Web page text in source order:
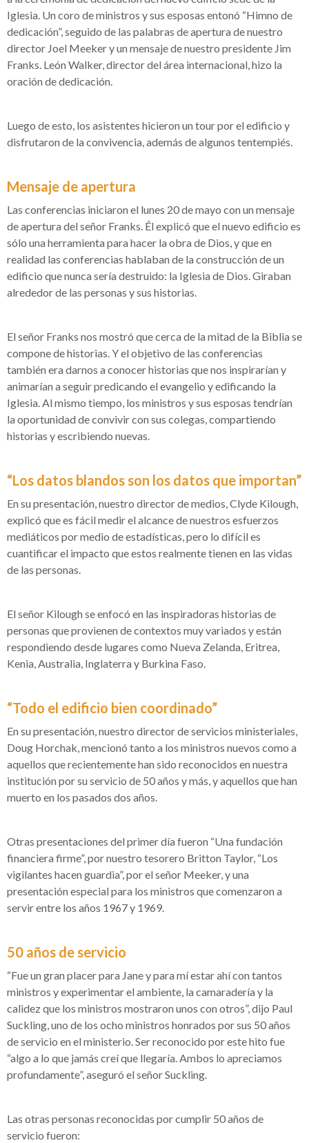
Iglesia. Un coro de ministros y sus esposas entonó “Himno de
dedicación”, seguido de las palabras de apertura de nuestro
director Joel Meeker y un mensaje de nuestro presidente Jim
Franks. León Walker, director del área internacional, hizo la
oración de dedicación.
Luego de esto, los asistentes hicieron un tour por el edificio y
disfrutaron de la convivencia, además de algunos tentempiés.
Mensaje de apertura
Las conferencias iniciaron el lunes 20 de mayo con un mensaje
de apertura del señor Franks. Él explicó que el nuevo edificio es
sólo una herramienta para hacer la obra de Dios, y que en
realidad las conferencias hablaban de la construcción de un
edificio que nunca sería destruido: la Iglesia de Dios. Giraban
alrededor de las personas y sus historias.
El señor Franks nos mostró que cerca de la mitad de la Biblia se
compone de historias. Y el objetivo de las conferencias
también era darnos a conocer historias que nos inspirarían y
animarían a seguir predicando el evangelio y edificando la
Iglesia. Al mismo tiempo, los ministros y sus esposas tendrían
la oportunidad de convivir con sus colegas, compartiendo
historias y escribiendo nuevas.
“Los datos blandos son los datos que importan”
En su presentación, nuestro director de medios, Clyde Kilough,
explicó que es fácil medir el alcance de nuestros esfuerzos
mediáticos por medio de estadísticas, pero lo difícil es
cuantificar el impacto que estos realmente tienen en las vidas
de las personas.
El señor Kilough se enfocó en las inspiradoras historias de
personas que provienen de contextos muy variados y están
respondiendo desde lugares como Nueva Zelanda, Eritrea,
Kenia, Australia, Inglaterra y Burkina Faso.
“Todo el edificio bien coordinado”
En su presentación, nuestro director de servicios ministeriales,
Doug Horchak, mencionó tanto a los ministros nuevos como a
aquellos que recientemente han sido reconocidos en nuestra
institución por su servicio de 50 años y más, y aquellos que han
muerto en los pasados dos años.
Otras presentaciones del primer día fueron “Una fundación
financiera firme”, por nuestro tesorero Britton Taylor, “Los
vigilantes hacen guardia”, por el señor Meeker, y una
presentación especial para los ministros que comenzaron a
servir entre los años 1967 y 1969.
50 años de servicio
“Fue un gran placer para Jane y para mí estar ahí con tantos
ministros y experimentar el ambiente, la camaradería y la
calidez que los ministros mostraron unos con otros”, dijo Paul
Suckling, uno de los ocho ministros honrados por sus 50 años
de servicio en el ministerio. Ser reconocido por este hito fue
“algo a lo que jamás creí que llegaría. Ambos lo apreciamos
profundamente”, aseguró el señor Suckling.
Las otras personas reconocidas por cumplir 50 años de
servicio fueron: